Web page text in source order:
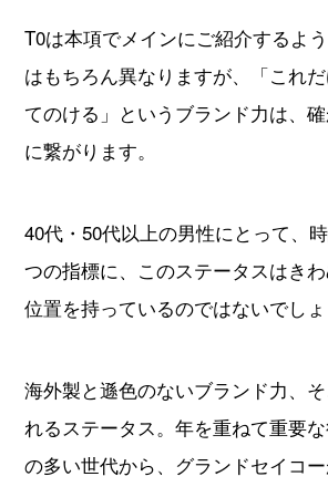
T0は本項でメインにご紹介するよ
はもちろん異なりますが、「これ
てのける」というブランド力は、
に繋がります。
40代・50代以上の男性にとって、
つの指標に、このステータスはき
位置を持っているのではないでしょ
海外製と遜色のないブランド力、
れるステータス。年を重ねて重要
の多い世代から、グランドセイコ